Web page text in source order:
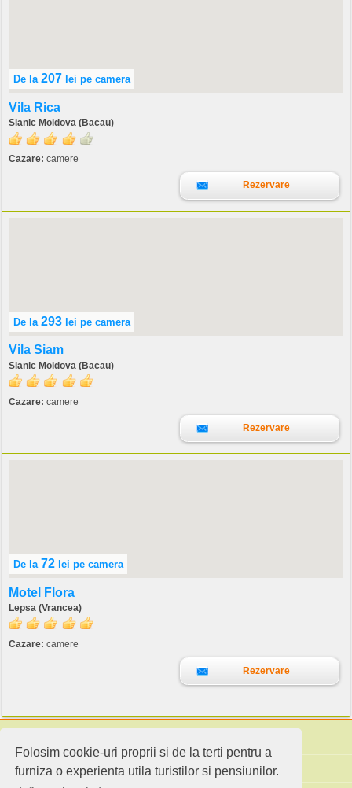
Folosim cookie-uri proprii si de la terti pentru a
furniza o experienta utila turistilor si pensiunilor.
De la 207 lei pe camera
Vila Rica
Slanic Moldova (Bacau)
Cazare: camere
Rezervare
De la 293 lei pe camera
Vila Siam
Slanic Moldova (Bacau)
Cazare: camere
Rezervare
De la 72 lei pe camera
Motel Flora
Lepsa (Vrancea)
Cazare: camere
Rezervare
Cauta pensiuni